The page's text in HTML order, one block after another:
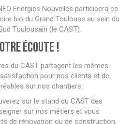
Energies Nouvelles participera ce
bio du Grand Toulouse au sein du
Toulousain (le CAST).
écoute !
du CAST partagent les mêmes
pour nos clients et de
sur nos chantiers.
sur le stand du CAST des
sur nos métiers et vous
de rénovation ou de construction,